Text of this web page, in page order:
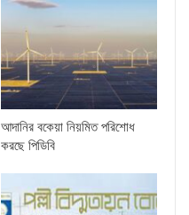
আদানির বকেয়া নিয়মিত পরিশোধ
করছে পিডিবি